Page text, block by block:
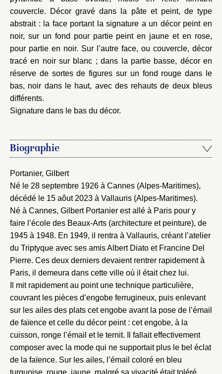
couvercle. Décor gravé dans la pâte et peint, de type
abstrait : la face portant la signature a un décor peint en
noir, sur un fond pour partie peint en jaune et en rose,
pour partie en noir. Sur l’autre face, ou couvercle, décor
tracé en noir sur blanc ; dans la partie basse, décor en
réserve de sortes de figures sur un fond rouge dans le
bas, noir dans le haut, avec des rehauts de deux bleus
différents.
Signature dans le bas du décor.
Biographie
Portanier, Gilbert
Né le 28 septembre 1926 à Cannes (Alpes-Maritimes),
décédé le 15 aôut 2023 à Vallauris (Alpes-Maritimes).
Né à Cannes, Gilbert Portanier est allé à Paris pour y
faire l’école des Beaux-Arts (architecture et peinture), de
1945 à 1948. En 1949, il rentra à Vallauris, créant l’atelier
du Triptyque avec ses amis Albert Diato et Francine Del
Pierre. Ces deux derniers devaient rentrer rapidement à
Paris, il demeura dans cette ville où il était chez lui.
Il mit rapidement au point une technique particulière,
couvrant les pièces d’engobe ferrugineux, puis enlevant
sur les ailes des plats cet engobe avant la pose de l’émail
de faïence et celle du décor peint : cet engobe, à la
cuisson, ronge l’émail et le ternit. Il fallait effectivement
composer avec la mode qui ne supportait plus le bel éclat
de la faïence. Sur les ailes, l’émail coloré en bleu
turquoise, rouge, jaune, malgré sa vivacité était toléré.
Valider
Nouveau dossier
Créer et ajouter
Mot de passe
Envoyer
Vous n'êtes pas encore inscrit ?Créer un compte